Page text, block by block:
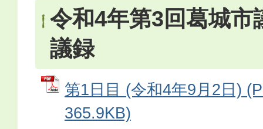
令和4年第3回葛城市
議録
第1日目 (令和4年9月2日)
365.9KB)